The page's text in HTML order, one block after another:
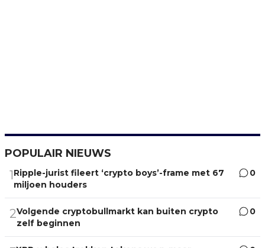
POPULAIR NIEUWS
1Ripple-jurist fileert ‘crypto boys’-frame met 67
miljoen houders
0
2Volgende cryptobullmarkt kan buiten crypto
zelf beginnen
0